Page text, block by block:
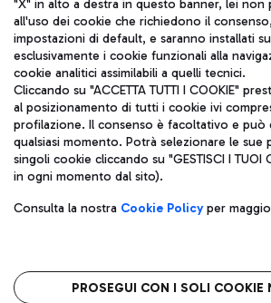
Aeroporti di Roma S.p.A. - Società soggetta
coordinamento di Mundys S.p.A.
Codice fiscale e Registro delle Imprese di
IVA 06572251004
Capitale sociale 62.224.743,00 int. vers.
Sede legale: Via Pier Paolo Racchetti 1 -
telefono +39 06 65951
Privacy policy
Note legali
Roma FCO
L'aeroporto
"X" in alto a destra in questo banner, lei non
all'uso dei cookie che richiedono il
impostazioni di default, e saranno installati
esclusivamente i cookie funzionali alla
cookie analitici assimilabili a quelli tecnici.
Cliccando su "ACCETTA TUTTI I COOKIE"
al posizionamento di tutti i cookie ivi
profilazione. Il consenso è facoltativo e può
qualsiasi momento. Potrà selezionare le sue
singoli cookie cliccando su "GESTISCI I TUOI
in ogni momento dal sito).
Consulta la nostra Cookie Policyper
PROSEGUI CON I SOLI COOKIE